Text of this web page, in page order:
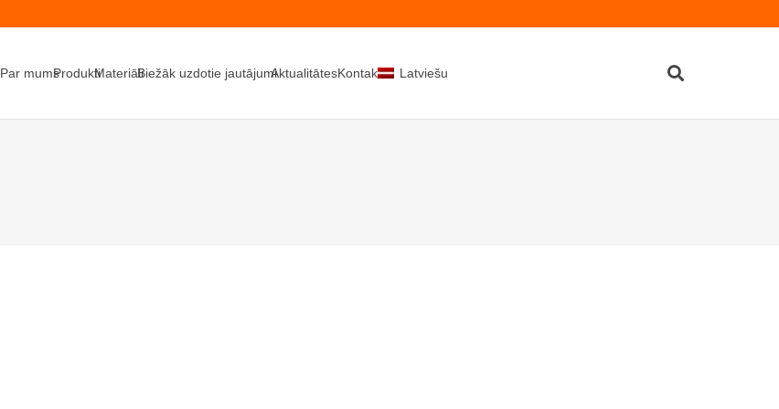
Par mumsProduktiMateriāliBiežāk uzdotie jautājumiAktualitātesKontakti Latviešu